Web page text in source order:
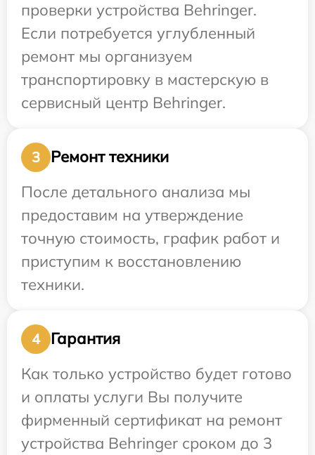
проверки устройства Behringer.
Если потребуется углубленный
ремонт мы организуем
транспортировку в мастерскую в
сервисный центр Behringer.
3
Ремонт техники
После детального анализа мы
предоставим на утверждение
точную стоимость, график работ и
приступим к восстановлению
техники.
4
Гарантия
Как только устройство будет готово
и оплаты услуги Вы получите
фирменный сертификат на ремонт
устройства Behringer сроком до 3